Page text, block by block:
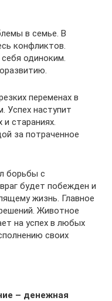
в семье. В
конфликтов.
одиноким.
переменах в
Успех наступит
стараниях.
за потраченное
борьбы с
будет побежден и
жизнь. Главное
Животное
на успех в любых
своих
– денежная